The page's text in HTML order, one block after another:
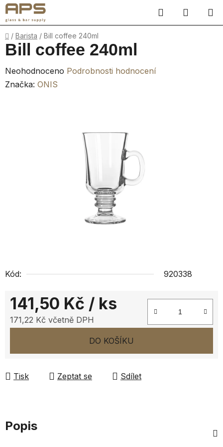
Přejít
na
obsah
Hledat
KOŠÍK
Domů
/ Barista / Bill coffee 240ml
Kód: 920338
141,50 Kč / ks
171,22 Kč včetně DPH
DO KOŠÍKU
Tisk Zeptat se Sdílet
Bill coffee 240ml
Průměrné
hodnocení
Neohodnoceno Podrobnosti hodnocení
Značka: ONIS
Popis